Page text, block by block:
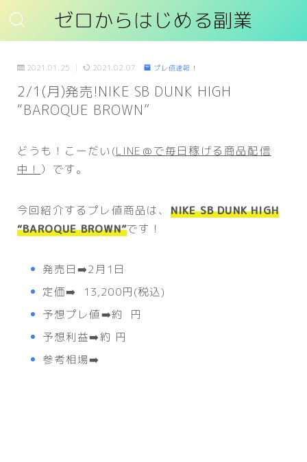
ゼロからはじめる副業
2021.01.25 2021.02.07 プレ値速報！
2/1(月)発売!NIKE SB DUNK HIGH
“BAROQUE BROWN”
どうも！こーだい(LINE＠で毎日稼げる商品配信
中！ ）です。
今回紹介するプレ値商品は、 NIKE SB DUNK HIGH
“BAROQUE BROWN”です！
発売日➡️2月1日
定価➡️ 13,200円(税込)
予想プレ値➡️約 円
予想利益➡️約 円
参考相場➡️